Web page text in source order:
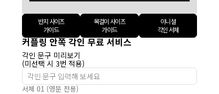
반지 사이즈
가이드
목걸이 사이즈
가이드
이니셜
각인 서체
커플링 안쪽 각인 무료 서비스
각인 문구 미리보기
(미선택 시 3번 적용)
서체 01 (영문 전용)